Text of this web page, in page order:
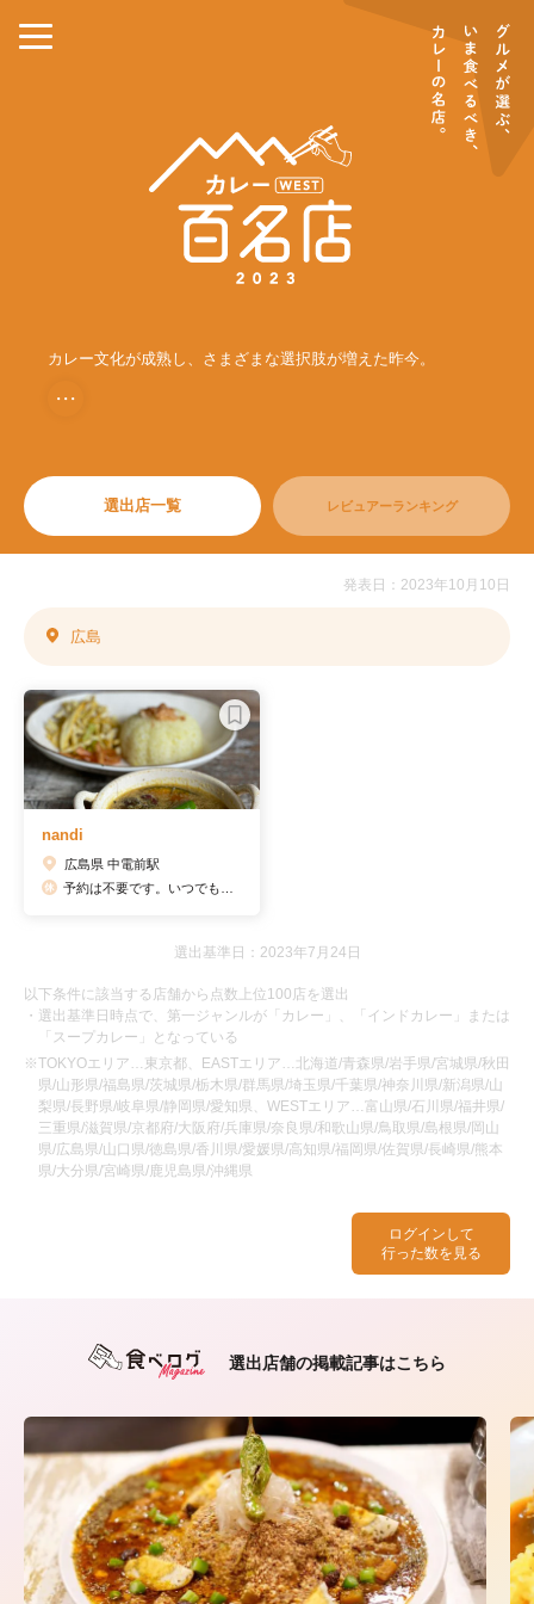
カレー文化が成熟し、さまざまな選択肢が増えた昨今。
・・・
選出店一覧 レビュアーランキング
ログインして
行った数を見る
発表日：2023年10月10日
広島
nandi
広島県 中電前駅
選出基準日：2023年7月24日
以下条件に該当する店舗から点数上位100店を選出
・選出基準日時点で、第一ジャンルが「カレー」、「インドカレー」または
「スープカレー」となっている
※TOKYOエリア…東京都、EASTエリア…北海道/青森県/岩手県/宮城県/秋田
県/山形県/福島県/茨城県/栃木県/群馬県/埼玉県/千葉県/神奈川県/新潟県/山
梨県/長野県/岐阜県/静岡県/愛知県、WESTエリア…富山県/石川県/福井県/
三重県/滋賀県/京都府/大阪府/兵庫県/奈良県/和歌山県/鳥取県/島根県/岡山
県/広島県/山口県/徳島県/香川県/愛媛県/高知県/福岡県/佐賀県/長崎県/熊本
県/大分県/宮崎県/鹿児島県/沖縄県
選出店舗の掲載記事はこちら